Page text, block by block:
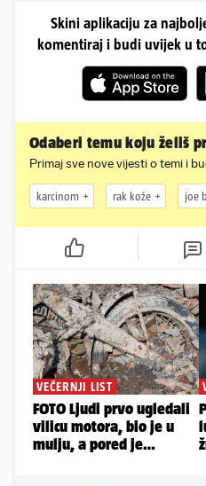
Skini aplikaciju za
komentiraj i budi uvijek u
Odaberi temu koju želiš
Primaj sve nove vijesti o temi i
karcinom rak kože joe